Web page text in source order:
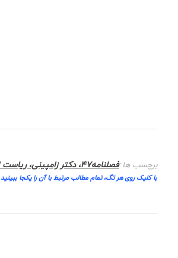
برچسب ها:فصلنامه47، دکتر زامپینی، ریاست اتاق بازرگانی ایتالیا–ایران در رم،
با کلیک روی هر تگ، تمام مطالب مرتبط با آن را یکجا ببینید